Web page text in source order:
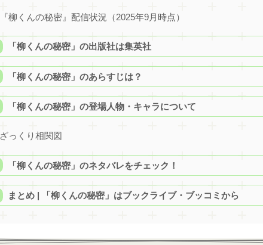
『柳くんの秘密』配信状況（2025年9月時点）
「柳くんの秘密」の出版社は集英社
「柳くんの秘密」のあらすじは？
「柳くんの秘密」の登場人物・キャラについて
ざっくり相関図
「柳くんの秘密」のネタバレをチェック！
まとめ | 「柳くんの秘密」はブックライブ・ブッコミから